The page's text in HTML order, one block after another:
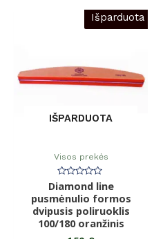
Išparduota
IŠPARDUOTA
Visos prekės
Įvertinimas:
0
iš
5
Diamond line
pusmėnulio formos
dvipusis poliruoklis
100/180 oranžinis